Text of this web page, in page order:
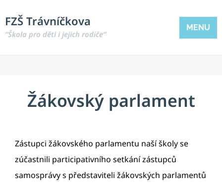
FZŠ Trávníčkova
“Škola pro děti i jejich rodiče“
MENU
Žákovský parlament
Zástupci žákovského parlamentu naší školy se
zúčastnili participativního setkání zástupců
samosprávy s představiteli žákovských parlamentů